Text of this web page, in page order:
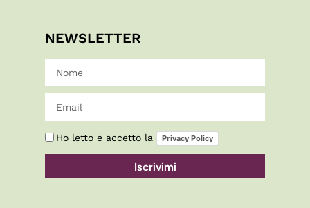
NEWSLETTER
Ho letto e accetto la Privacy Policy
Iscrivimi